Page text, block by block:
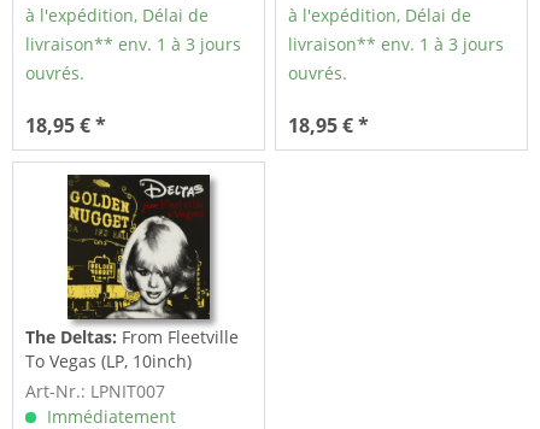
à l'expédition, Délai de
livraison** env. 1 à 3 jours
ouvrés.
18,95 € *
à l'expédition, Délai de
livraison** env. 1 à 3 jours
ouvrés.
18,95 € *
The Deltas: From Fleetville
To Vegas (LP, 10inch)
Art-Nr.: LPNIT007
Immédiatement